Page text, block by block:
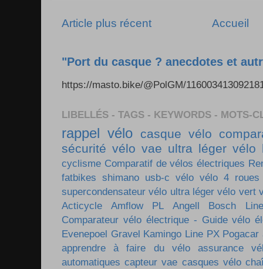
Article plus récent Accueil
"Port du casque ? anecdotes et
https://masto.bike/@PolGM/
LIBELLÉS - TAGS - KEYWORDS - MOTS-
rappel vélo casque vélo
sécurité vélo vae ultra léger vélo
cyclisme Comparatif de vélos électriques
fatbikes shimano usb-c vélo vélo 4 roues
supercondensateur vélo ultra léger vélo vert
Acticycle
Amflow PL Angell
Bosch
Comparateur vélo électrique - Guide vélo
Evenepoel Gravel Kamingo Line PX Pogacar
apprendre à faire du vélo
assurance
automatiques capteur vae casques vélo